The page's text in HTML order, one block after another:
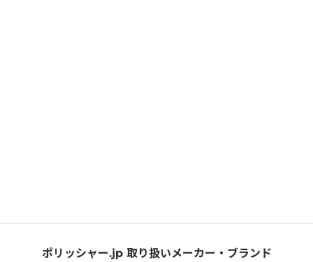
ポリッシャー.jp 取り扱いメーカー・ブランド